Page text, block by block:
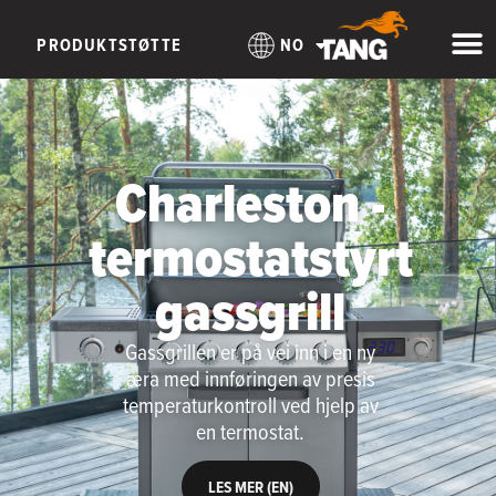
PRODUKTSTØTTE NO
Charleston -
termostatstyrt
gassgrill
Gassgrillen er på vei inn i en ny
æra med innføringen av presis
temperaturkontroll ved hjelp av
en termostat.
LES MER (EN)